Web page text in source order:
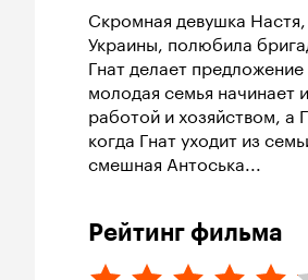
Скромная девушка
Украины, полюбила
Гнат делает
молодая семья начинает
работой и хозяйством, а
когда Гнат уходит из
смешная Антоська...
Рейтинг фильма